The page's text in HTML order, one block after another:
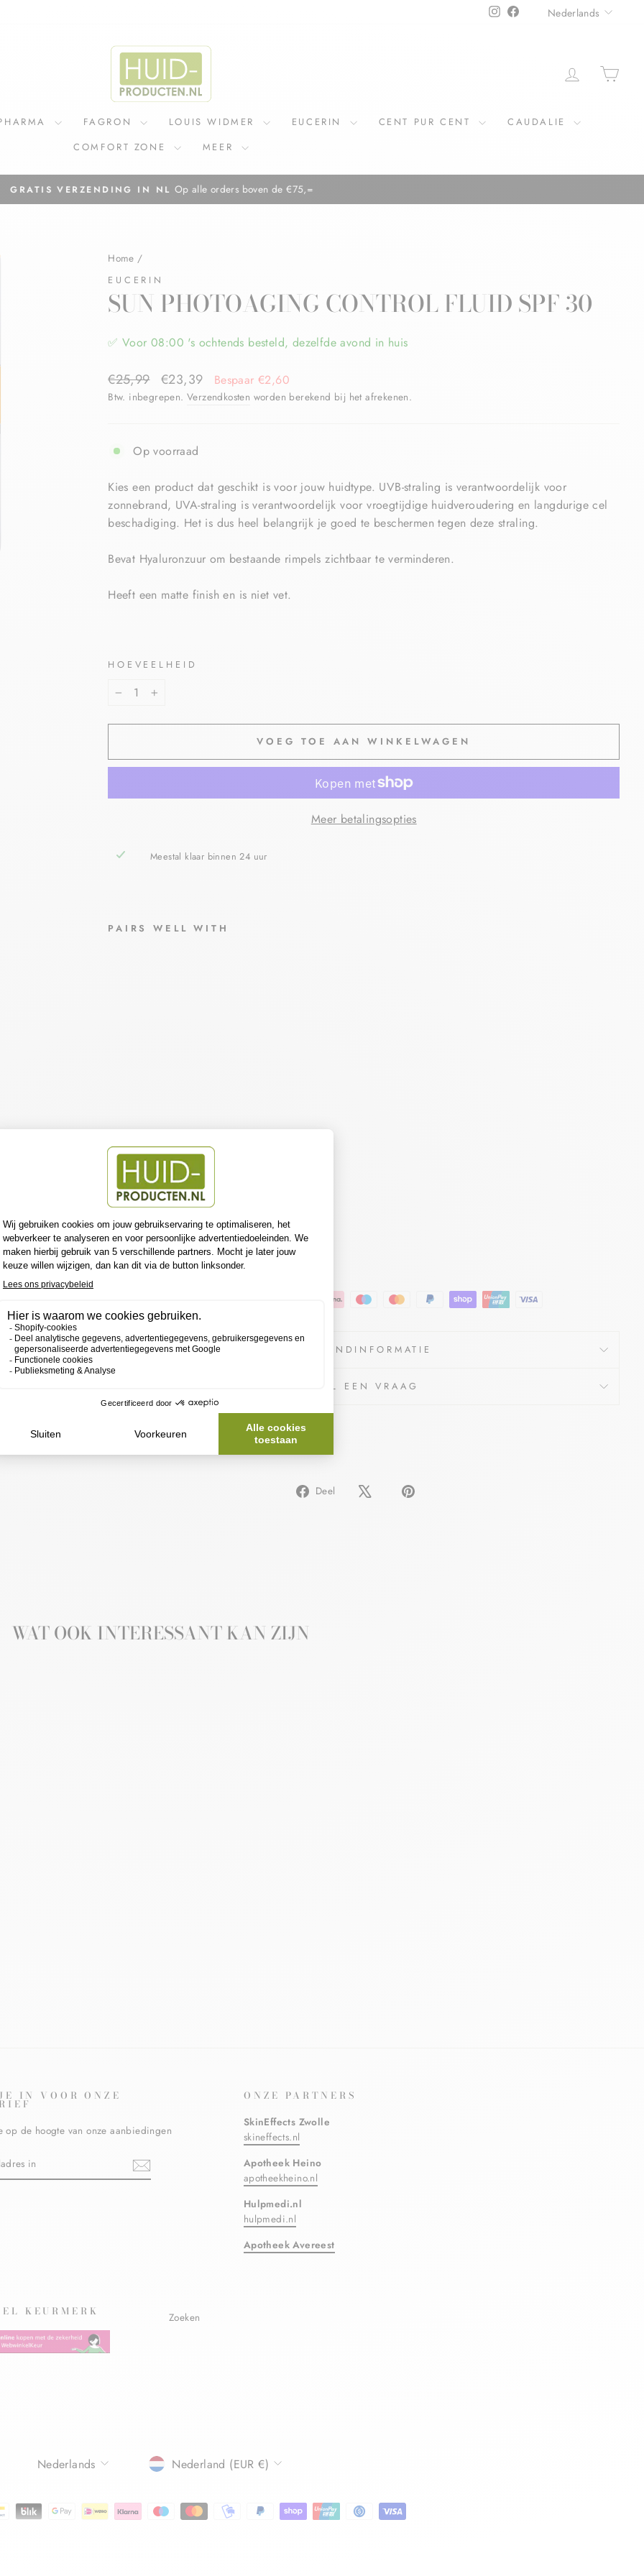
InstagramFacebookTAAL
Nederlands
FAGRON LOUIS WIDMER EUCERIN CENT PUR CENT
CAUDALIE
COMFORT ZONE
MEER
Diavoorstelling
GRATIS VERZENDING IN NL Op alle orders boven de €75,=
Home /
EUCERIN
SUN PHOTOAGING CONTROL FLUID SPF 30
✅ Voor 08:00 's ochtends besteld, dezelfde avond in huis
€25,99 €23,39 Bespaar €2,60
Btw. inbegrepen. Verzendkosten worden berekend bij het afrekenen.
Op voorraad
Kies een product dat geschikt is voor jouw huidtype. UVB-straling is verantwoordelijk voor
zonnebrand, UVA-straling is verantwoordelijk voor vroegtijdige huidveroudering en langdurige cel
beschadiging. Het is dus heel belangrijk je goed te beschermen tegen deze straling.
Bevat Hyaluronzuur om bestaande rimpels zichtbaar te verminderen.
Heeft een matte finish en is niet vet.
HOEVEELHEID
+
VOEG TOE AAN WINKELWAGEN
Meer betalingsopties
Meestal klaar binnen 24 uur
PAIRS WELL WITH
Aanbieding
FLU
ID
SPF
30
EUCERIN
€25,99
€23,39
Bespaar €2,60
VERZENDINFORMATIE
STEL EEN VRAAG
SKU 16189019
Deel
Delen
WAT OOK INTERESSANT KAN ZIJN
IN VOOR ONZE
op de hoogte van onze aanbiedingen
ONZE PARTNERS
SkinEffects Zwolle
skineffects.nl
Apotheek Heino
apotheekheino.nl
Hulpmedi.nl
hulpmedi.nl
Apotheek Avereest
KEURMERK Zoeken
TAAL
Nederlands Nederland (EUR €)